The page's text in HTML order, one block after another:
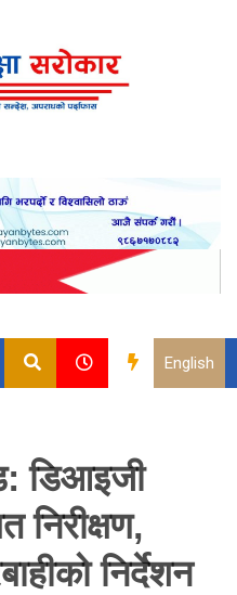
English
डिआइजी
निरीक्षण,
निर्देशन